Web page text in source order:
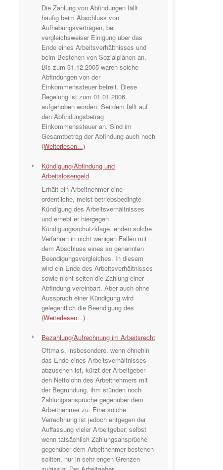
Die Zahlung von Abfindungen fällt
häufig beim Abschluss von
Aufhebungsverträgen, bei
vergleichsweiser Einigung über das
Ende eines Arbeitsverhältnisses und
beim Bestehen von Sozialplänen an.
Bis zum 31.12.2005 waren solche
Abfindungen von der
Einkommenssteuer befreit. Diese
Regelung ist zum 01.01.2006
aufgehoben worden. Seitdem fällt auf
den Abfindungsbetrag
Einkommenssteuer an. Sind im
Gesamtbetrag der Abfindung auch noch
(Weiterlesen...)
Kündigung/Abfindung und
Arbeitslosengeld
Erhält ein Arbeitnehmer eine
ordentliche, meist betriebsbedingte
Kündigung des Arbeitsverhältnisses
und erhebt er hiergegen
Kündigungsschutzklage, enden solche
Verfahren in nicht wenigen Fällen mit
dem Abschluss eines so genannten
Beendigungsvergleiches. In diesem
wird ein Ende des Arbeitsverhältnisses
sowie nicht selten die Zahlung einer
Abfindung vereinbart. Aber auch ohne
Ausspruch einer Kündigung wird
gelegentlich die Beendigung des
(Weiterlesen...)
Bezahlung/Aufrechnung im Arbeitsrecht
Oftmals, insbesondere, wenn ohnehin
das Ende eines Arbeitsverhältnisses
abzusehen ist, kürzt der Arbeitgeber
den Nettolohn des Arbeitnehmers mit
der Begründung, ihm stünden noch
Zahlungsansprüche gegenüber dem
Arbeitnehmer zu. Eine solche
Verrechnung ist jedoch entgegen der
Auffassung vieler Arbeitgeber, selbst
wenn tatsächlich Zahlungsansprüche
gegenüber dem Arbeitnehmer bestehen
sollten, nur in sehr engen Grenzen